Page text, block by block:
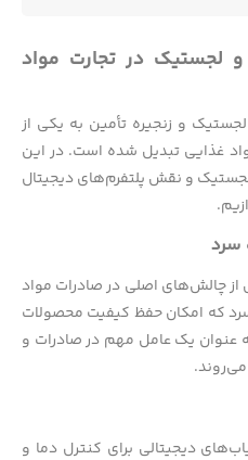
و لجستیک در تجارت مواد
و زنجیره تأمین به یکی از
غذایی تبدیل شده است. در این
و نقش پلتفرم‌های دیجیتال
اصلی در صادرات مواد
امکان حفظ کیفیت محصولات
یک عامل مهم در صادرات و
دیجیتالی برای کنترل دما و